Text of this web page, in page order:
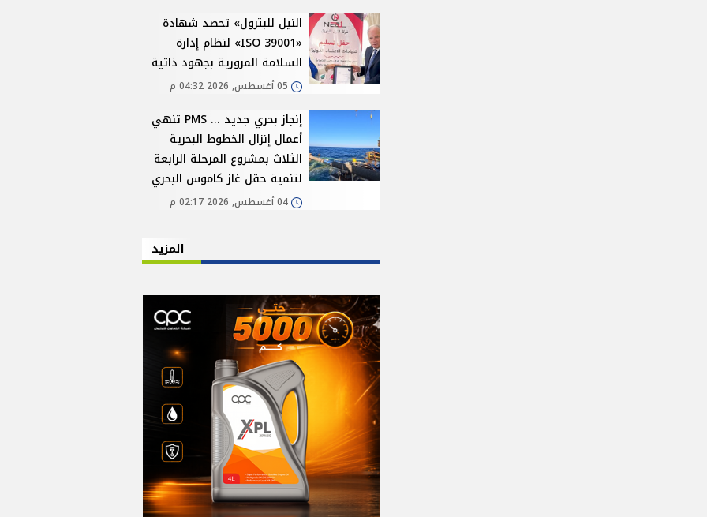
النيل للبترول» تحصد شهادة
«ISO 39001» لنظام إدارة
السلامة المرورية بجهود ذاتية
05 أغسطس, 2026 04:32 م
إنجاز بحري جديد ... PMS تنهي
أعمال إنزال الخطوط البحرية
الثلاث بمشروع المرحلة الرابعة
لتنمية حقل غاز كاموس البحري
04 أغسطس, 2026 02:17 م
المزيد